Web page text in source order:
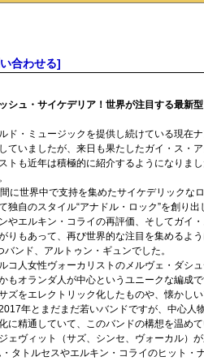
合わせる]
シュ・サイケデリア！世界が注目する最新
ド・ミュージックを提供し続けている現在
ていましたが、来日も果たしたガイ・ス・
トも近年は積極的に紹介するようになりま
に世界中で支持を集めたサイケデリックな
独自のスタイル“アナドル・ロック”を創り
やエルキン・コライの再評価、そしてガイ
りもあって、再び世界的な注目を集めるよ
バンド、アルトゥン・ギュンでした。
コ人女性ヴォーカリストのメルヴェ・ダシ
もオランダ人が中心というユニークな編成
ズをエレクトリック化したものや、懐かし
年とまだまだ若いバンドですが、中心人
に精通していて、このバンドの構想を温め
ェヴィット（サズ、シンセ、ヴォーカル）
タトルセスやエルキン・コライのヒット・